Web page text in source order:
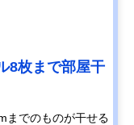
8枚まで部屋干
までのものが干せる